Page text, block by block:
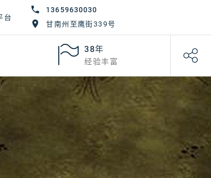
13659630030
甘南州至鹰街339号
台
38年
经验丰富